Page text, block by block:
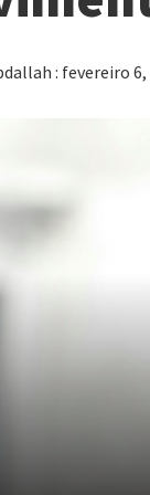
: fevereiro 6,